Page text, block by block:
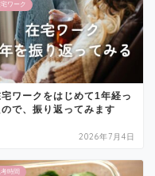
ワーク
ワークをはじめて1年経っ
で、振り返ってみます
2026年7月4日
時間